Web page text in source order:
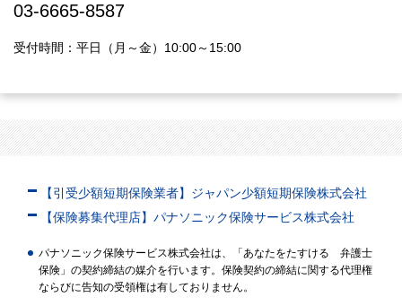
03-6665-8587
受付時間：平日（月～金）10:00～15:00
【引受少額短期保険業者】ジャパン少額短期保険株式会社
【保険募集代理店】パナソニック保険サービス株式会社
パナソニック保険サービス株式会社は、「あなたをたすける 弁護士
保険」の契約締結の媒介を行います。保険契約の締結に関する代理権
ならびに告知の受領権は有しておりません。